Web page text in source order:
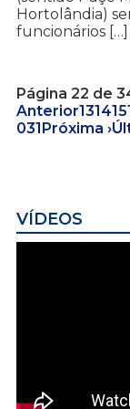
Hortolândia)
funcionários […]
Página 22 de
Anterior131415
031Próxima ›
VÍDEOS